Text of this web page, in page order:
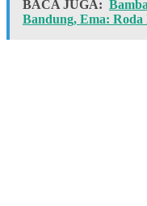
BACA JUGA:
Bandung, Ema: